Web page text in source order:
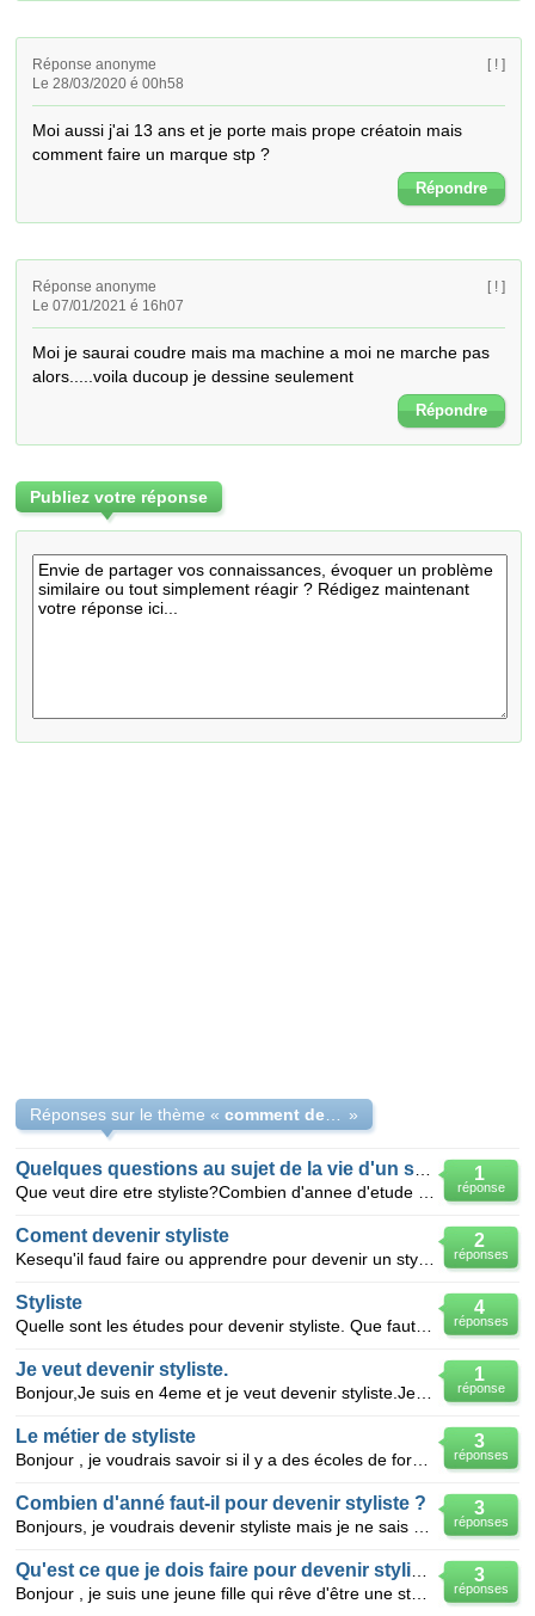
Réponse anonyme
Le 28/03/2020 é 00h58
[ ! ]
Moi aussi j'ai 13 ans et je porte mais prope créatoin mais
comment faire un marque stp ?
Répondre
Réponse anonyme
Le 07/01/2021 é 16h07
[ ! ]
Moi je saurai coudre mais ma machine a moi ne marche pas
alors.....voila ducoup je dessine seulement
Répondre
Publiez votre réponse
Réponses sur le thème « »
1
réponse
2
réponses
Coment devenir styliste
4
réponses
Styliste
1
réponse
Je veut devenir styliste.
3
réponses
Le métier de styliste
3
réponses
Combien d'anné faut-il pour devenir styliste ?
3
réponses